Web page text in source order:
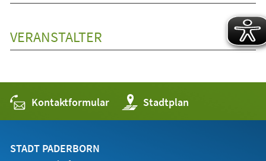
VERANSTALTER
Kontaktformular Stadtplan
(Öffnet
in
einem
STADT PADERBORN